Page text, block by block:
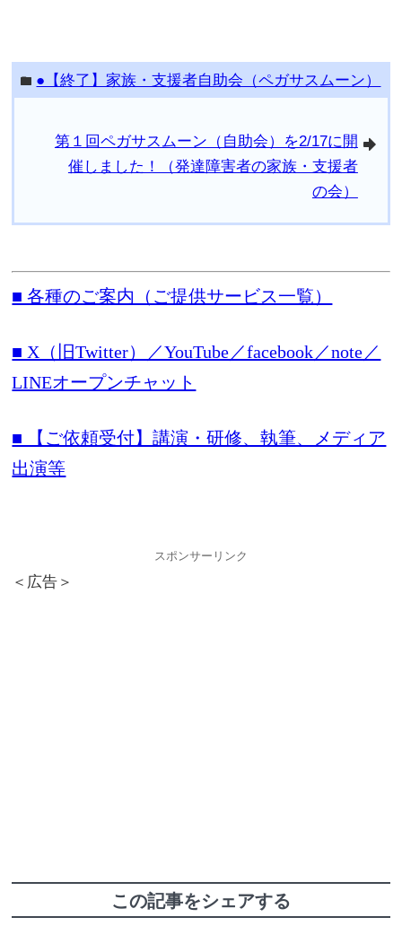
folder ●【終了】家族・支援者自助会（ペガサスムーン）
arrowright
第１回ペガサスムーン（自助会）を2/17に開
催しました！（発達障害者の家族・支援者
の会）
■ 各種のご案内（ご提供サービス一覧）
■ X（旧Twitter）／YouTube／facebook／note／
LINEオープンチャット
■ 【ご依頼受付】講演・研修、執筆、メディア
出演等
スポンサーリンク
＜広告＞
この記事をシェアする